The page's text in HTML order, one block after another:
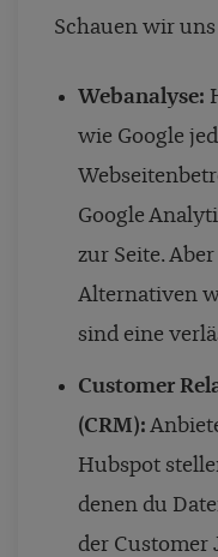
Schauen wir uns
Webanalyse:
wie Google
Google
zur Seite.
Alternativen
sind eine
Customer
(CRM):
Hubspot
denen du
der Customer